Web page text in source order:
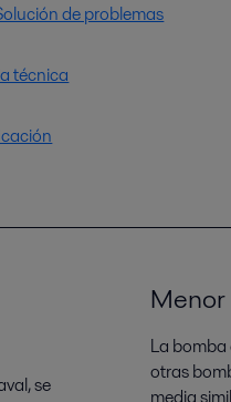
de problemas
técnica
se
La bomba
otras